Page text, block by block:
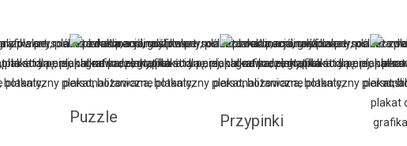
Puzzle Przypinki